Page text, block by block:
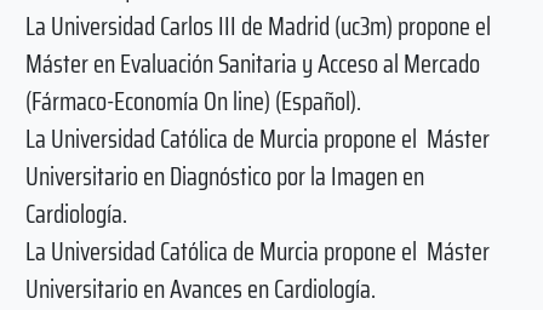
La Universidad Carlos III de Madrid (uc3m) propone el
Máster en Evaluación Sanitaria y Acceso al Mercado
(Fármaco-Economía On line) (Español).
La Universidad Católica de Murcia propone el Máster
Universitario en Diagnóstico por la Imagen en
Cardiología.
La Universidad Católica de Murcia propone el Máster
Universitario en Avances en Cardiología.